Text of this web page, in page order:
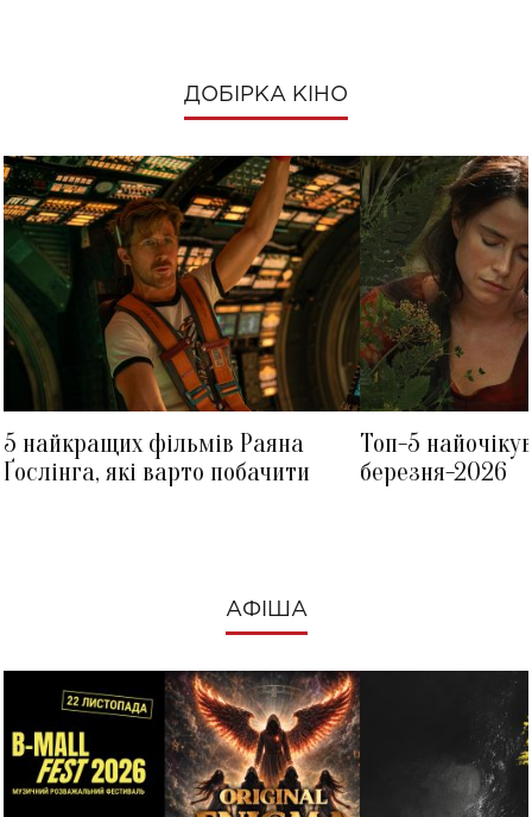
ДОБІРКА КІНО
5 найкращих фільмів Раяна
Ґослінга, які варто побачити
Топ-5
березня-2026
АФІША